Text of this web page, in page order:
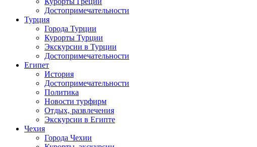
Достопримечательности
Турция
Города Турции
Курорты Турции
Экскурсии в Турции
Достопримечательности
Египет
История
Достопримечательности
Политика
Новости турфирм
Отдых, развлечения
Экскурсии в Египте
Чехия
Города Чехии